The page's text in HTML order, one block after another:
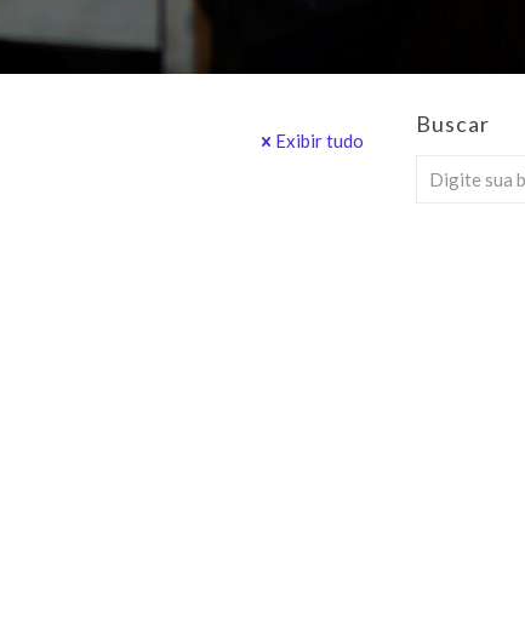
Exibir tudo
Buscar